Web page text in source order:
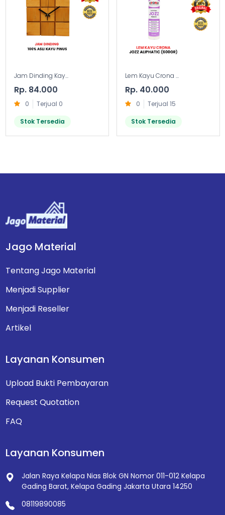
Jam Dinding Kay...
Rp. 84.000
0 Terjual 0
Stok Tersedia
Lem Kayu Crona ...
Rp. 40.000
0 Terjual 15
Stok Tersedia
Jago Material
Tentang Jago Material
Menjadi Supplier
Menjadi Reseller
Artikel
Layanan Konsumen
Upload Bukti Pembayaran
Request Quotation
FAQ
Layanan Konsumen
Jalan Raya Kelapa Nias Blok GN Nomor 011-012Kelapa
Gading Barat, Kelapa Gading Jakarta Utara 14250
08119890085